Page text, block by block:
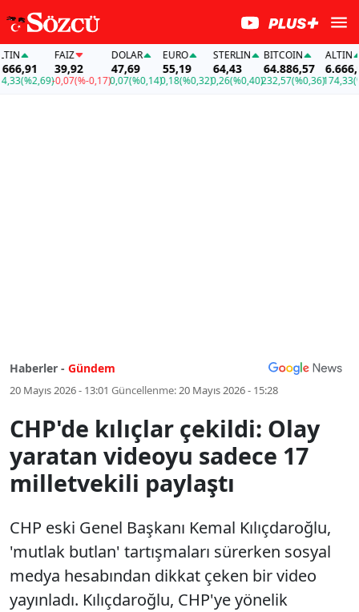
(%2,69)
FAİZ
39,92
-0,07(%-0,17)
DOLAR
47,69
0,07(%0,14)
EURO
55,19
0,18(%0,32)
STERLIN
64,43
0,26(%0,40)
BITCOIN
64.886,57
232,57(%0,36)
ALTIN
6.666,91
174,33
Haberler - Gündem
20 Mayıs 2026 - 13:01 Güncellenme:20 Mayıs 2026 - 15:28
CHP'de kılıçlar çekildi: Olay
yaratan videoyu sadece 17
milletvekili paylaştı
CHP eski Genel Başkanı Kemal Kılıçdaroğlu,
'mutlak butlan' tartışmaları sürerken sosyal
medya hesabından dikkat çeken bir video
yayınladı. Kılıçdaroğlu, CHP'ye yönelik